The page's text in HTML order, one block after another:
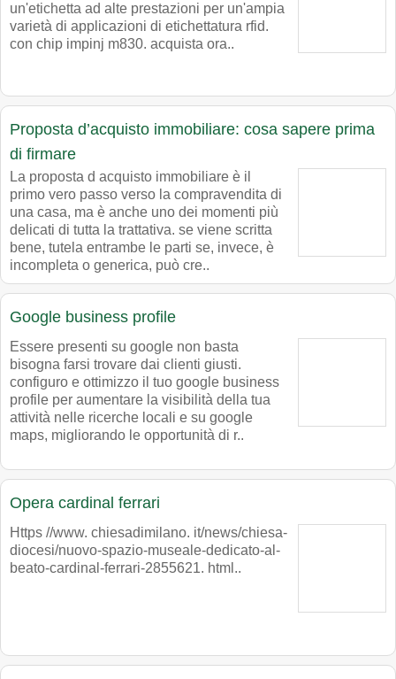
un'etichetta ad alte prestazioni per un'ampia
varietà di applicazioni di etichettatura rfid.
con chip impinj m830. acquista ora..
Proposta d’acquisto immobiliare: cosa sapere prima
di firmare
La proposta d acquisto immobiliare è il
primo vero passo verso la compravendita di
una casa, ma è anche uno dei momenti più
delicati di tutta la trattativa. se viene scritta
bene, tutela entrambe le parti se, invece, è
incompleta o generica, può cre..
Google business profile
Essere presenti su google non basta
bisogna farsi trovare dai clienti giusti.
configuro e ottimizzo il tuo google business
profile per aumentare la visibilità della tua
attività nelle ricerche locali e su google
maps, migliorando le opportunità di r..
Opera cardinal ferrari
Https //www. chiesadimilano. it/news/chiesa-
diocesi/nuovo-spazio-museale-dedicato-al-
beato-cardinal-ferrari-2855621. html..